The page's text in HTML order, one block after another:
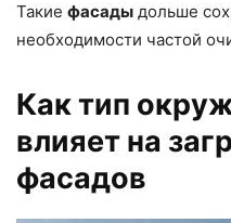
Такие фасады дольше
необходимости частой
Как тип
влияет на
фасадов